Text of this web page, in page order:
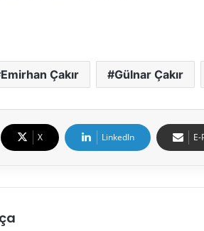
Emirhan Çakır Gülnar Çakır
X LinkedIn